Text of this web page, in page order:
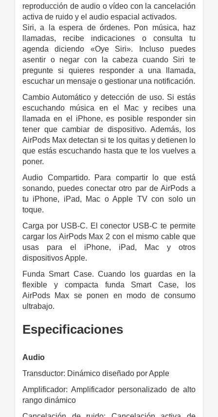
reproducción de audio o vídeo con la cancelación
activa de ruido y el audio espacial activados.
Siri, a la espera de órdenes. Pon música, haz
llamadas, recibe indicaciones o consulta tu
agenda diciendo «Oye Siri». Incluso puedes
asentir o negar con la cabeza cuando Siri te
pregunte si quieres responder a una llamada,
escuchar un mensaje o gestionar una notificación.
Cambio Automático y detección de uso. Si estás
escuchando música en el Mac y recibes una
llamada en el iPhone, es posible responder sin
tener que cambiar de dispositivo. Además, los
AirPods Max detectan si te los quitas y detienen lo
que estás escuchando hasta que te los vuelves a
poner.
Audio Compartido. Para compartir lo que está
sonando, puedes conectar otro par de AirPods a
tu iPhone, iPad, Mac o Apple TV con solo un
toque.
Carga por USB‑C. El conector USB‑C te permite
cargar los AirPods Max 2 con el mismo cable que
usas para el iPhone, iPad, Mac y otros
dispositivos Apple.
Funda Smart Case. Cuando los guardas en la
flexible y compacta funda Smart Case, los
AirPods Max se ponen en modo de consumo
ultrabajo.
Especificaciones
Audio
Transductor: Dinámico diseñado por Apple
Amplificador: Amplificador personalizado de alto
rango dinámico